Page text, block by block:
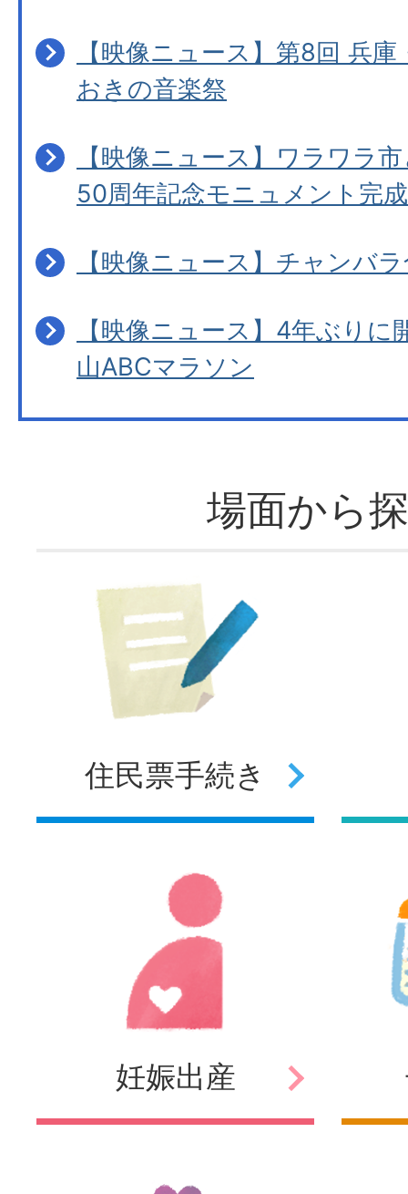
【映像ニュース】第8回 兵
おきの音楽祭
【映像ニュース】ワラワラ
50周年記念モニュメント完成
【映像ニュース】チャンバ
【映像ニュース】4年ぶり
山ABCマラソン
場面から
住民票手続き
妊娠出産